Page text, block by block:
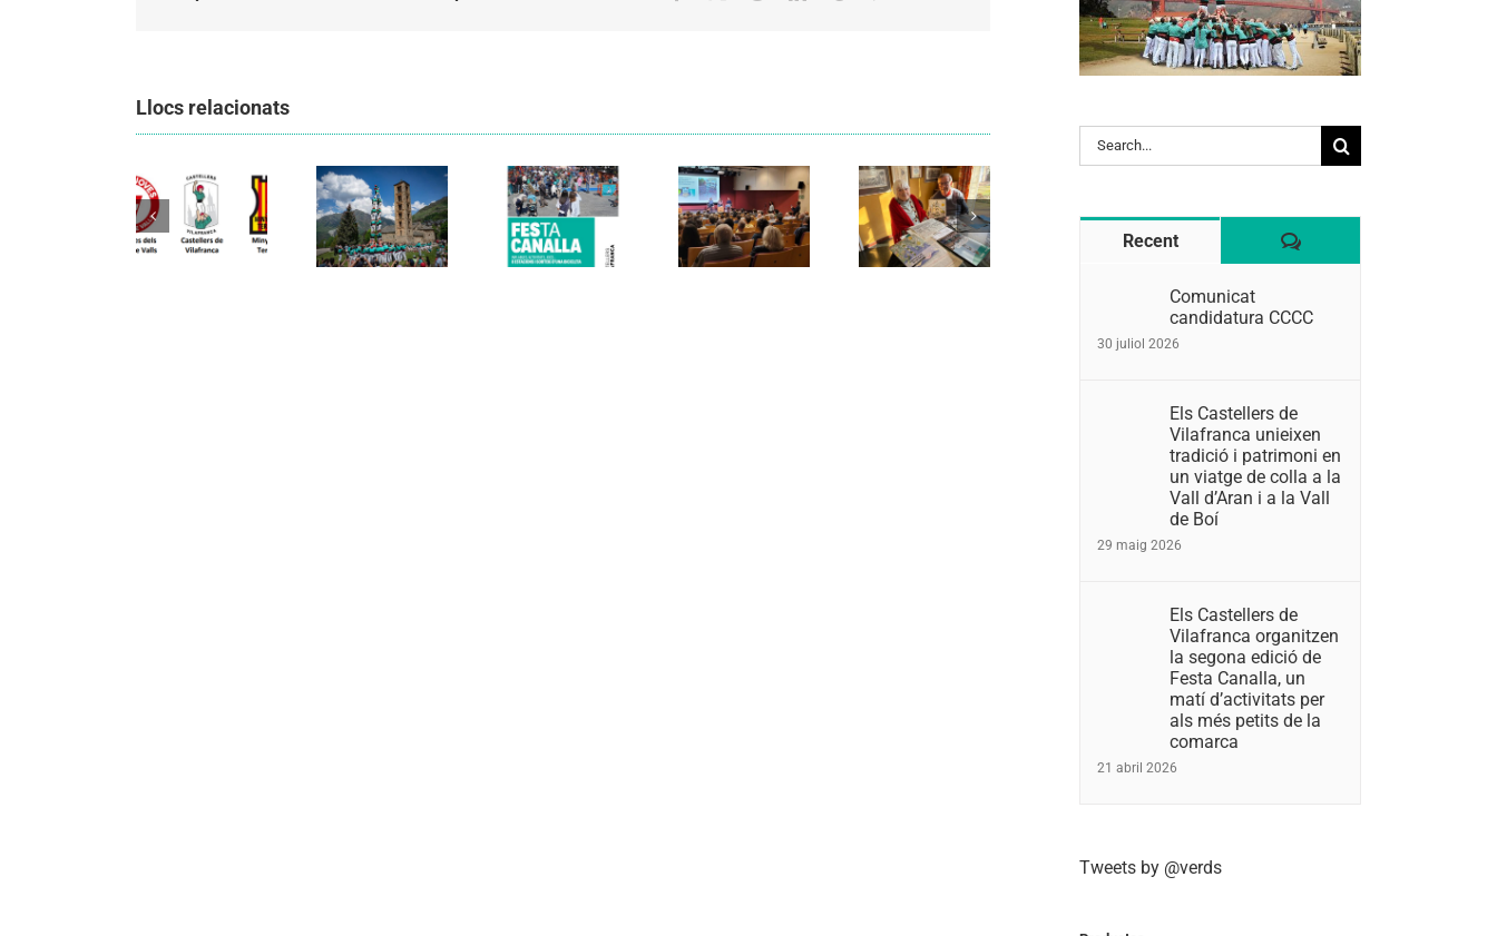
Llocs relacionats
Els
Vilafranca
unieixen
tradició i
patrimoni
en un
Castellers
Vilafranca
organitzen
la segona
edició de
Festa
Canalla, un
Cal Figarot
lidera el
primer
d’energia
comunitària
Els Verds
presenten el
llibre
“Petita
història
dels
Search
for:
Recent Comentaris
Comunicat
candidatura CCCC
30 juliol 2026
Els Castellers de
Vilafranca unieixen
tradició i patrimoni en
un viatge de colla a la
Vall d’Aran i a la Vall
de Boí
29 maig 2026
Els Castellers de
Vilafranca organitzen
la segona edició de
Festa Canalla, un
matí d’activitats per
als més petits de la
comarca
21 abril 2026
Tweets by @verds